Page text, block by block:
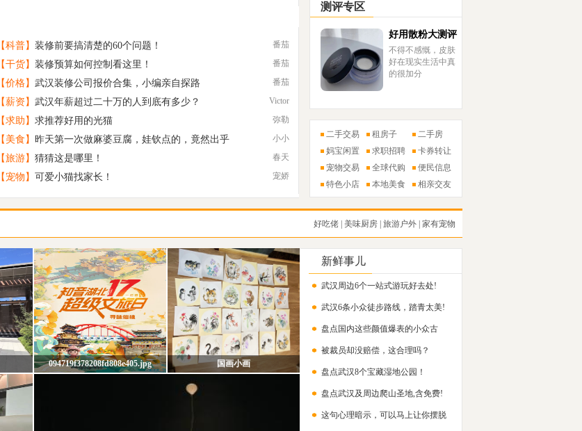
原创 禅虚梦
原创 浓碧禅堂
原创 深山小寺
趁时间没发觉让我带着你离开
88年末，男征女，要半年内可以结婚的
真诚相亲 征婚（男找女）
番茄
【科普】 装修前要搞清楚的60个问题！
番茄
【干货】 装修预算如何控制看这里！
番茄
【价格】 武汉装修公司报价合集，小编亲自探路
Victor
【薪资】 武汉年薪超过二十万的人到底有多少？
弥勒
【求助】 求推荐好用的光猫
小小
【美食】 昨天第一次做麻婆豆腐，娃钦点的，竟然出乎
春天
【旅游】 猜猜这是哪里！
宠娇
【宠物】 可爱小猫找家长！
测评专区
好用散粉大测评
不得不感慨，皮肤
好在现实生活中真
的很加分
二手交易 租房子
二手房
妈宝闲置
求职招聘
卡券转让
宠物交易
全球代购
便民信息
特色小店
本地美食 相亲交友
好吃佬 美味厨房 旅游户外 家有宠物
094719f378208fd808e405.jpg 国画小画
新鲜事儿
武汉周边6个一站式游玩好去处!
武汉6条小众徒步路线，踏青太美!
盘点国内这些颜值爆表的小众古
镇！被裁员却没赔偿，这合理吗？
盘点武汉8个宝藏湿地公园！
盘点武汉及周边爬山圣地,含免费!
这句心理暗示，可以马上让你摆脱